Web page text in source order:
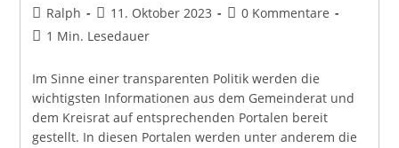
Beitrags-
Autor:
Ralph
Beitrag
veröffentlicht:
11. Oktober 2023
Beitrags-
0 Kommentare
Lesedauer:
1 Min. Lesedauer
Im Sinne einer transparenten Politik werden die
wichtigsten Informationen aus dem Gemeinderat und
dem Kreisrat auf entsprechenden Portalen bereit
gestellt. In diesen Portalen werden unter anderem die